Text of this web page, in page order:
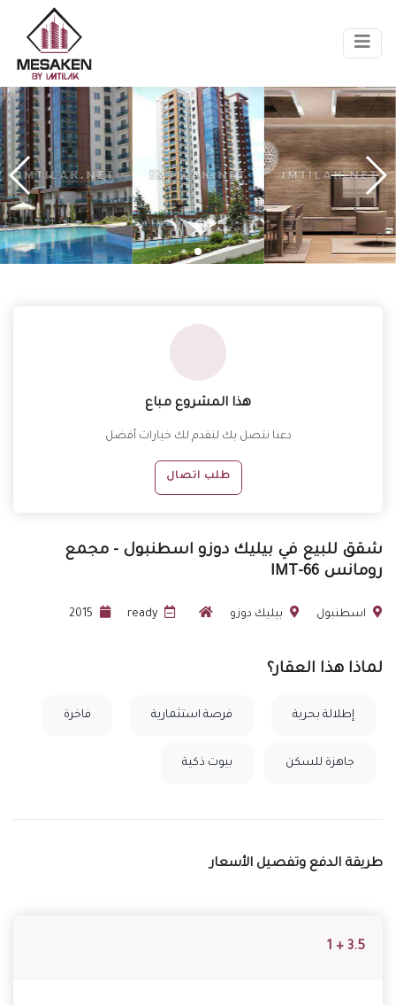
هذا المشروع مباع
دعنا نتصل بك لنقدم لك خيارات أفضل
طلب اتصال
شقق للبيع في بيليك دوزو اسطنبول - مجمع
رومانس IMT-66
اسطنبول بيليك دوزو ready
2015
لماذا هذا العقار؟
إطلالة بحرية فرصة استثمارية فاخرة
جاهزة للسكن بيوت ذكية
طريقة الدفع وتفصيل الأسعار
3.5 + 1